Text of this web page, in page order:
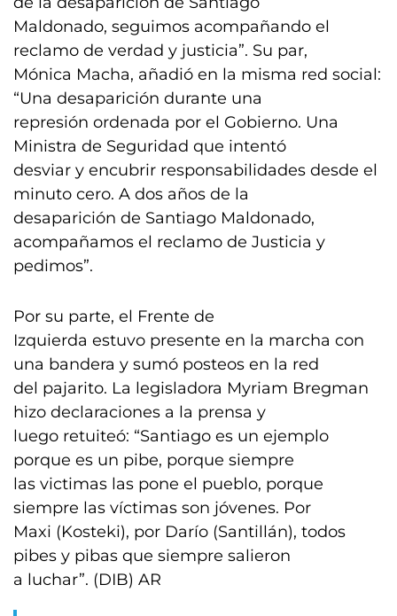
Maldonado, seguimos acompañando el
reclamo de verdad y justicia”. Su par,
Mónica Macha, añadió en la misma red social:
“Una desaparición durante una
represión ordenada por el Gobierno. Una
Ministra de Seguridad que intentó
desviar y encubrir responsabilidades desde el
minuto cero. A dos años de la
desaparición de Santiago Maldonado,
acompañamos el reclamo de Justicia y
pedimos”.
Por su parte, el Frente de
Izquierda estuvo presente en la marcha con
una bandera y sumó posteos en la red
del pajarito. La legisladora Myriam Bregman
hizo declaraciones a la prensa y
luego retuiteó: “Santiago es un ejemplo
porque es un pibe, porque siempre
las victimas las pone el pueblo, porque
siempre las víctimas son jóvenes. Por
Maxi (Kosteki), por Darío (Santillán), todos
pibes y pibas que siempre salieron
a luchar”. (DIB) AR